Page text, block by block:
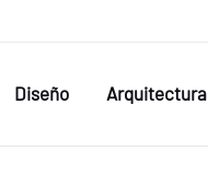
Diseño Arquitectura